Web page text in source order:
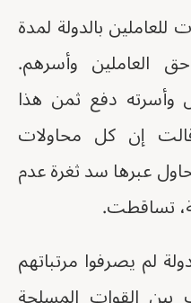
بالدولة لمدة
العاملين وأسرهم.
وأسرته دفع ثمن هذا
إن كل محاولات
عبرها سد ثغرة عدم
تساقطت.
لم يصرفوا مرتباتهم